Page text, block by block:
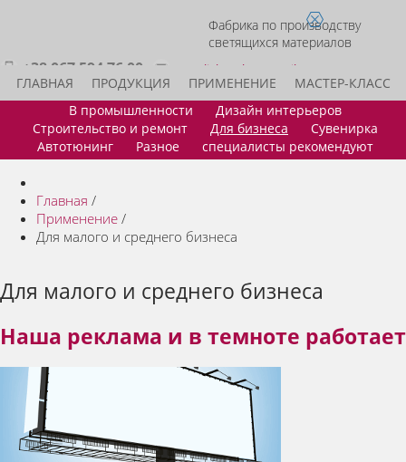
Фабрика по производству
светящихся материалов
+38 067 594 76 00 acmelight.sales@gmail.com
ГЛАВНАЯ ПРОДУКЦИЯ ПРИМЕНЕНИЕ МАСТЕР-КЛАСС
ИДЕИ ДЛЯ БИЗНЕСА СТАТЬ ДИЛЕРОМ КОНТАКТЫ
В промышленности
Дизайн интерьеров
Строительство и ремонт
Для бизнеса
Сувенирка
Автотюнинг
Разное специалисты рекомендуют
Главная /
Применение /
Для малого и среднего бизнеса
Для малого и среднего бизнеса
Наша реклама и в темноте работает